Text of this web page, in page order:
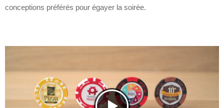
conceptions préférés pour égayer la soirée.